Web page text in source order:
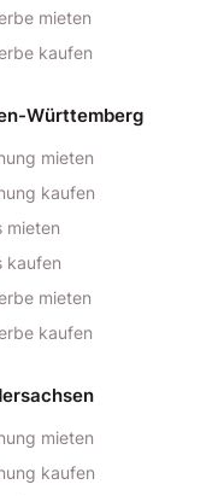
mieten
kaufen
Württemberg
mieten
kaufen
mieten
kaufen
mieten
kaufen
mieten
kaufen